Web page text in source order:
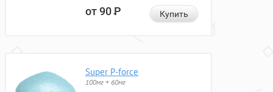
от 90Р Купить
Super P-force
100мг + 60мг